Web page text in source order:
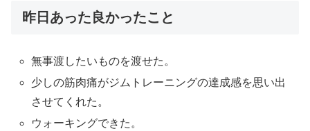
昨日あった良かったこと
無事渡したいものを渡せた。
少しの筋肉痛がジムトレーニングの達成感を思い出
させてくれた。
ウォーキングできた。